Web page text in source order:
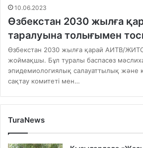
10.06.2023
Өзбекстан 2030 жылға
таралуына толығымен
Өзбекстан 2030 жылға қарай АИТВ/
жоймақшы. Бұл туралы баспасөз
эпидемиологиялық салауаттылық және
сақтау комитеті мен…
TuraNews